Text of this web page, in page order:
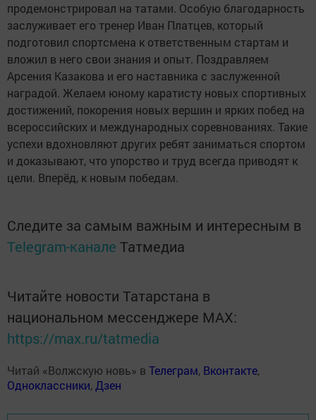
продемонстрировал на татами. Особую благодарность
заслуживает его тренер Иван Платцев, который
подготовил спортсмена к ответственным стартам и
вложил в него свои знания и опыт. Поздравляем
Арсения Казакова и его наставника с заслуженной
наградой. Желаем юному каратисту новых спортивных
достижений, покорения новых вершин и ярких побед на
всероссийских и международных соревнованиях. Такие
успехи вдохновляют других ребят заниматься спортом
и доказывают, что упорство и труд всегда приводят к
цели. Вперёд, к новым победам.
Следите за самым важным и интересным в
Telegram-канале Татмедиа
Читайте новости Татарстана в
национальном мессенджере MАХ:
https://max.ru/tatmedia
Читай «Волжскую новь» в Телеграм, Вконтакте,
Одноклассники,Дзен